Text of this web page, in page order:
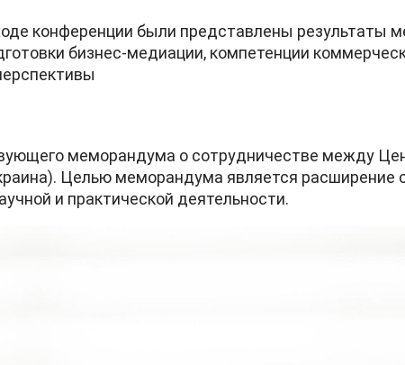
конференции были представлены результаты
бизнес-медиации, компетенции
меморандума о сотрудничестве между
Целью меморандума является расширение
и практической деятельности.